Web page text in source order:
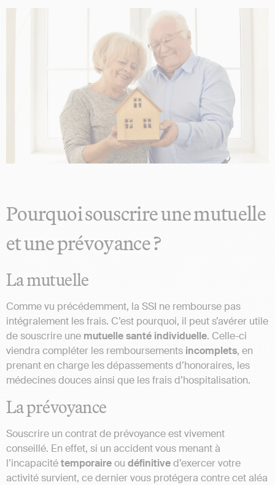
Pourquoi souscrire une mutuelle
et une prévoyance ?
La mutuelle
Comme vu précédemment, la SSI ne rembourse pas
intégralement les frais. C’est pourquoi, il peut s’avérer utile
de souscrire une mutuelle santé individuelle. Celle-ci
viendra compléter les remboursements incomplets, en
prenant en charge les dépassements d’honoraires, les
médecines douces ainsi que les frais d’hospitalisation.
La prévoyance
Souscrire un contrat de prévoyance est vivement
conseillé. En effet, si un accident vous menant à
l’incapacitétemporaireou définitived’exercer votre
activité survient, ce dernier vous protégera contre cet aléa